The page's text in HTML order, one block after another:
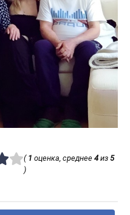
( 1 оценка, среднее 4из 5
)